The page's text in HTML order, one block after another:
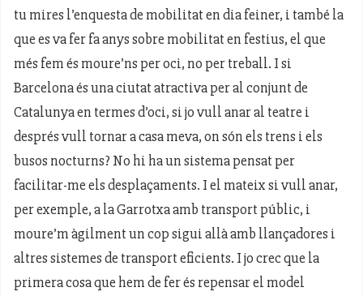
tu mires l’enquesta de mobilitat en dia feiner, i també la
que es va fer fa anys sobre mobilitat en festius, el que
més fem és moure’ns per oci, no per treball. I si
Barcelona és una ciutat atractiva per al conjunt de
Catalunya en termes d’oci, si jo vull anar al teatre i
després vull tornar a casa meva, on són els trens i els
busos nocturns? No hi ha un sistema pensat per
facilitar-me els desplaçaments. I el mateix si vull anar,
per exemple, a la Garrotxa amb transport públic, i
moure’m àgilment un cop sigui allà amb llançadores i
altres sistemes de transport eficients. I jo crec que la
primera cosa que hem de fer és repensar el model